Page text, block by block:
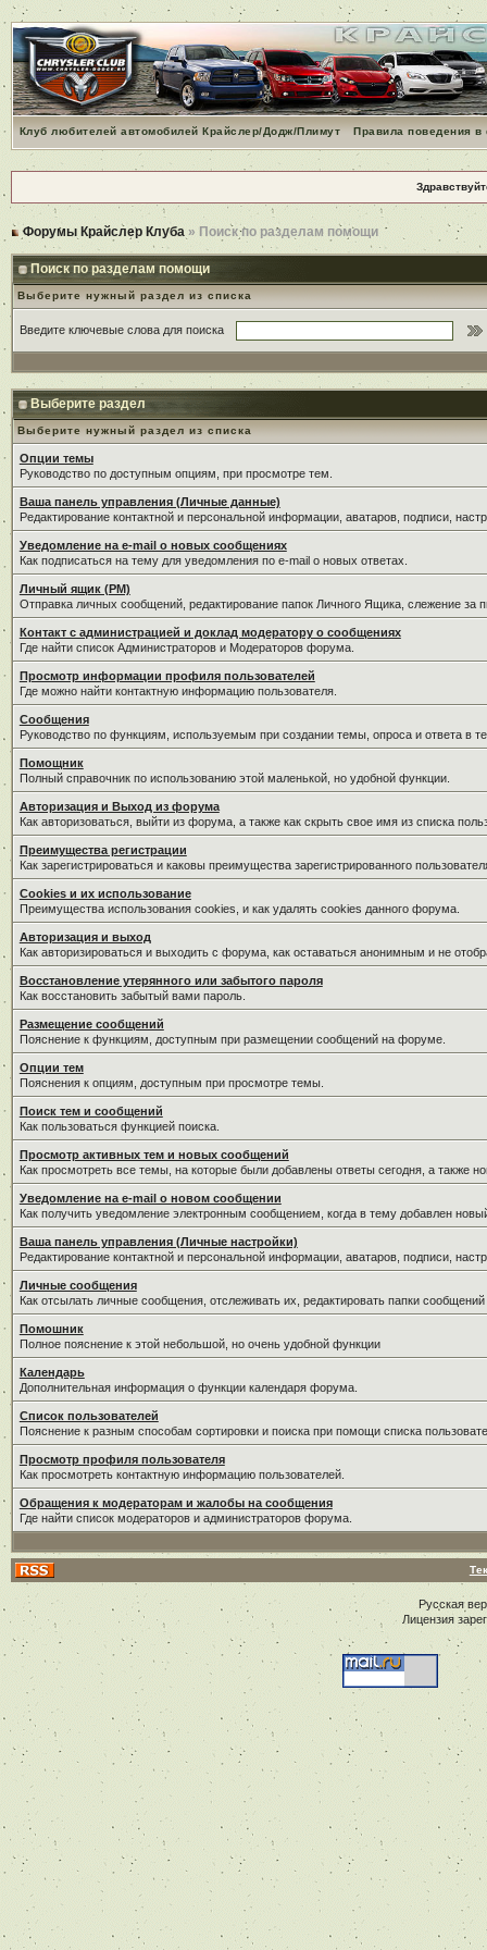
Клуб любителей автомобилей Крайслер/Додж/Плимут Правила поведения
Форумы Крайслер Клуба » Поиск по разделам помощи
Поиск по разделам помощи
Выберите нужный раздел из списка
Введите ключевые слова для поиска
Выберите раздел
Выберите нужный раздел из списка
Опции темы
Руководство по доступным опциям, при просмотре тем.
Ваша панель управления (Личные данные)
Редактирование контактной и персональной информации, аватаров, подписи,
Уведомление на e-mail о новых сообщениях
Как подписаться на тему для уведомления по e-mail о новых ответах.
Личный ящик (PM)
Отправка личных сообщений, редактирование папок Личного Ящика, слежение
Контакт с администрацией и доклад модератору о сообщениях
Где найти список Администраторов и Модераторов форума.
Просмотр информации профиля пользователей
Где можно найти контактную информацию пользователя.
Сообщения
Руководство по функциям, используемым при создании темы, опроса и ответа в
Помощник
Полный справочник по использованию этой маленькой, но удобной функции.
Авторизация и Выход из форума
Как авторизоваться, выйти из форума, а также как скрыть свое имя из списка
Преимущества регистрации
Как зарегистрироваться и каковы преимущества зарегистрированного
Cookies и их использование
Преимущества использования cookies, и как удалять cookies данного форума.
Авторизация и выход
Как авторизироваться и выходить с форума, как оставаться анонимным и не
Восстановление утерянного или забытого пароля
Как восстановить забытый вами пароль.
Размещение сообщений
Пояснение к функциям, доступным при размещении сообщений на форуме.
Опции тем
Пояснения к опциям, доступным при просмотре темы.
Поиск тем и сообщений
Как пользоваться функцией поиска.
Просмотр активных тем и новых сообщений
Как просмотреть все темы, на которые были добавлены ответы сегодня, а также
Уведомление на е-mail о новом сообщении
Как получить уведомление электронным сообщением, когда в тему добавлен
Ваша панель управления (Личные настройки)
Редактирование контактной и персональной информации, аватаров, подписи,
Личные сообщения
Как отсылать личные сообщения, отслеживать их, редактировать папки
Помошник
Полное пояснение к этой небольшой, но очень удобной функции
Календарь
Дополнительная информация о функции календаря форума.
Список пользователей
Пояснение к разным способам сортировки и поиска при помощи списка
Просмотр профиля пользователя
Как просмотреть контактную информацию пользователей.
Обращения к модераторам и жалобы на сообщения
Где найти список модераторов и администраторов форума.
Русская
Лицензия